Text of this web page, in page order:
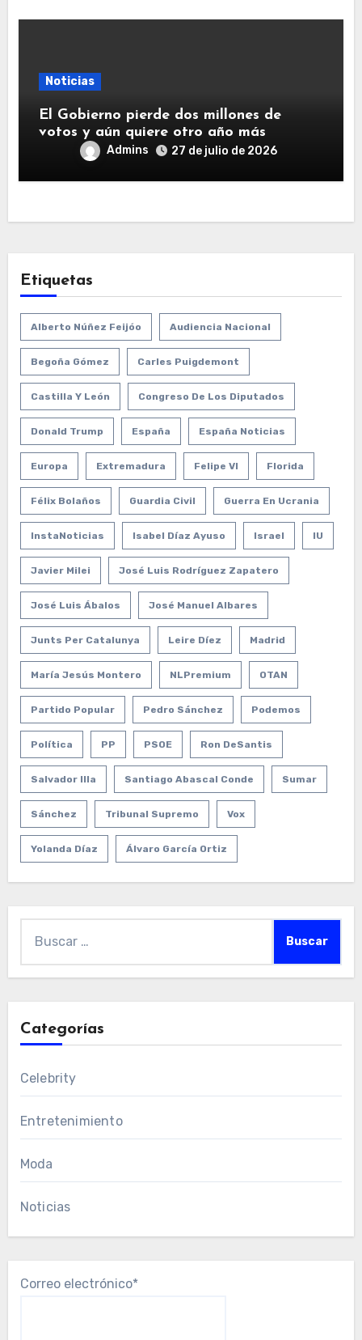
Noticias
El Gobierno pierde dos millones de
votos y aún quiere otro año más
Admins 27 de julio de 2026
Etiquetas
Alberto Núñez Feijóo Audiencia Nacional
Begoña Gómez Carles Puigdemont
Castilla Y León Congreso De Los Diputados
Donald Trump España España Noticias
Europa Extremadura Felipe VI Florida
Félix Bolaños Guardia Civil Guerra En Ucrania
InstaNoticias Isabel Díaz Ayuso Israel IU
Javier Milei José Luis Rodríguez Zapatero
José Luis Ábalos José Manuel Albares
Junts Per Catalunya Leire Díez Madrid
María Jesús Montero NLPremium OTAN
Partido Popular Pedro Sánchez Podemos
Política PP PSOE Ron DeSantis
Salvador Illa Santiago Abascal Conde Sumar
Sánchez Tribunal Supremo Vox
Yolanda Díaz Álvaro García Ortiz
Categorías
Celebrity
Entretenimiento
Moda
Noticias
Correo electrónico*